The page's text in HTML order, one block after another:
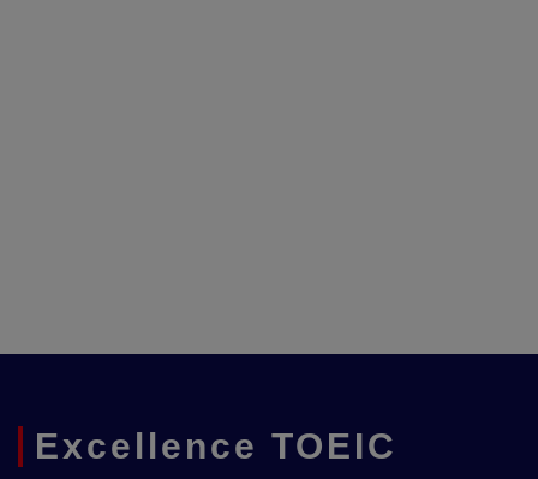
Excellence TOEIC